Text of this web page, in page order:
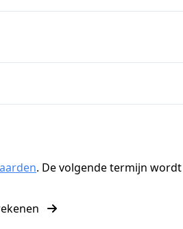
. De volgende termijn